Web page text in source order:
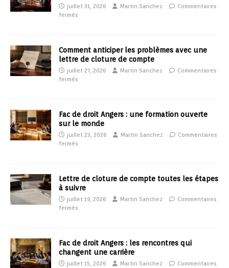
juillet 31, 2026 Martin Sanchez
Commentaires
fermés
Comment anticiper les problèmes avec une
lettre de cloture de compte
juillet 27, 2026 Martin Sanchez
Commentaires
fermés
Fac de droit Angers : une formation ouverte
sur le monde
juillet 23, 2026 Martin Sanchez
Commentaires
fermés
Lettre de cloture de compte toutes les étapes
à suivre
juillet 19, 2026 Martin Sanchez
Commentaires
fermés
Fac de droit Angers : les rencontres qui
changent une carrière
juillet 15, 2026 Martin Sanchez
Commentaires